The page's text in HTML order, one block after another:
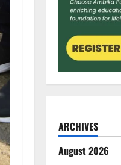
ARCHIVES
August 2026